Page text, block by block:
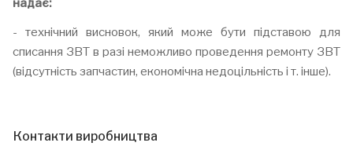
надає:
- технічний висновок, який може бути підставою для
списання ЗВТ в разі неможливо проведення ремонту ЗВТ
(відсутність запчастин, економічна недоцільність і т. інше).
Контакти виробництва